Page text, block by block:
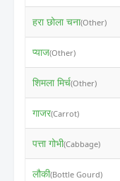
हरा छोला चना(Other)
प्याज(Other)
शिमला मिर्च(Other)
गाजर(Carrot)
पत्ता गोभी(Cabbage)
लौकी(Bottle Gourd)